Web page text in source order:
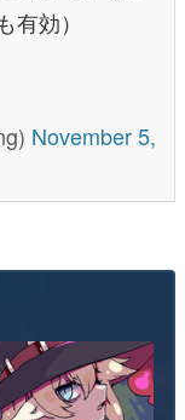
有効）
November 5,